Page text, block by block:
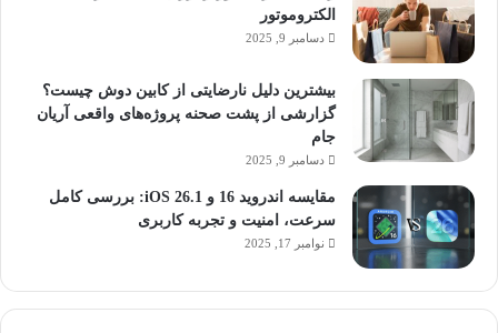
الکتروموتور
دسامبر 9, 2025
بیشترین دلیل نارضایتی از کابین دوش چیست؟
گزارشی از پشت صحنه پروژه‌های واقعی آریان
جام
دسامبر 9, 2025
مقایسه اندروید 16 و iOS 26.1: بررسی کامل
سرعت، امنیت و تجربه کاربری
نوامبر 17, 2025